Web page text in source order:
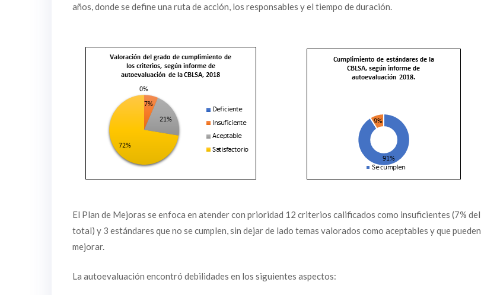
años, donde se define una ruta de acción, los responsables y el tiempo de duración.
El Plan de Mejoras se enfoca en atender con prioridad 12 criterios calificados como insuficientes (7% del
total) y 3 estándares que no se cumplen, sin dejar de lado temas valorados como aceptables y que pueden
mejorar.
La autoevaluación encontró debilidades en los siguientes aspectos: